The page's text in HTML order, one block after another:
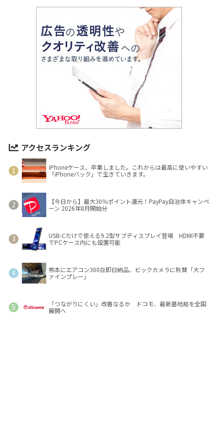
アクセスランキング
iPhoneケース、卒業しました。これからは最高に使いやすい
「iPhoneバック」で生きていきます。
【今日から】最大30％ポイント還元！PayPay自治体キャンペ
ーン 2026年8月開始分
USB-Cだけで使える9.2型サブディスプレイ登場 HDMI不要
でPCケース内にも設置可能
熊本にエアコン300台即日納品、ビックカメラに称賛「大フ
ァインプレー」
「つながりにくい」改善なるか ドコモ、最新基地局を全国
展開へ